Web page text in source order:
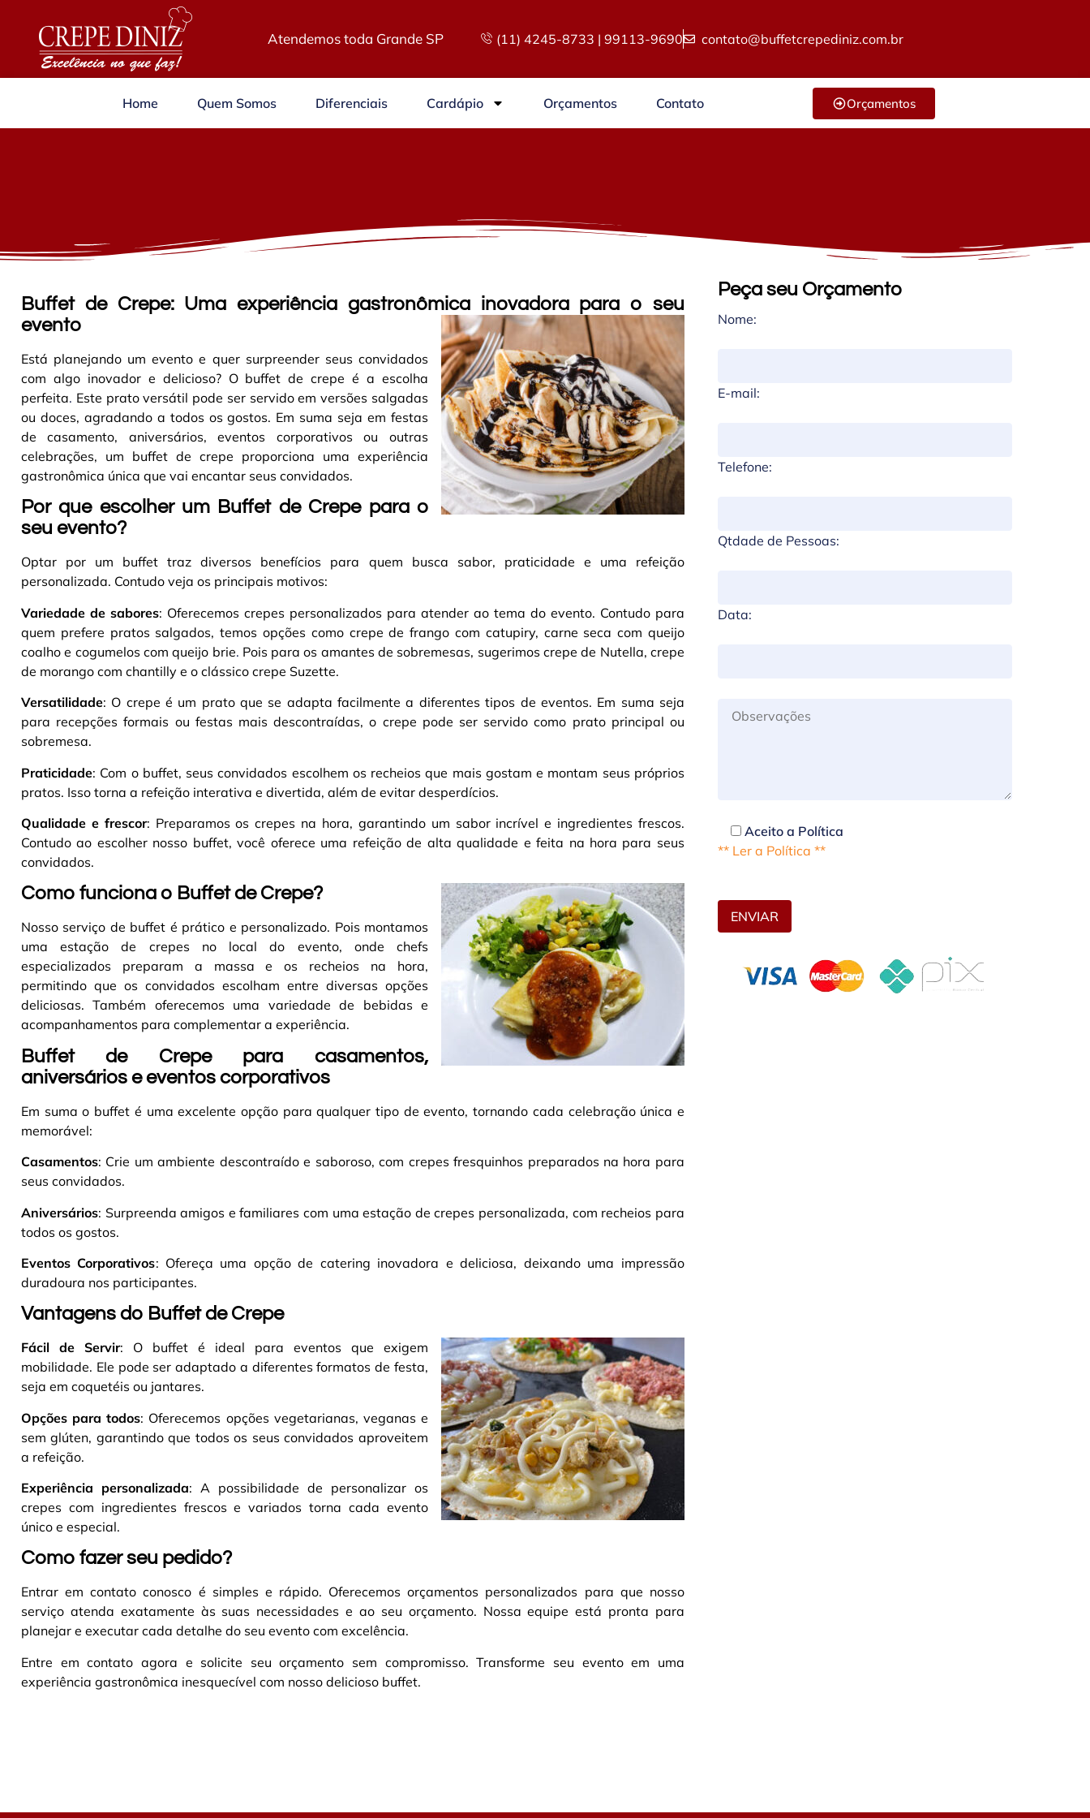
Atendemos toda Grande SP (11) 4245-8733 | 99113-9690 contato@buffetcrepediniz.com.br
Home Quem Somos Diferenciais Cardápio Orçamentos Contato Orçamentos
Buffet de Crepe: Uma experiência gastronômica inovadora para o seu
evento
Está planejando um evento e quer surpreender seus convidados
com algo inovador e delicioso? O buffet de crepe é a escolha
perfeita. Este prato versátil pode ser servido em versões salgadas
ou doces, agradando a todos os gostos. Em suma seja em festas
de casamento, aniversários, eventos corporativos ou outras
celebrações, um buffet de crepe proporciona uma experiência
gastronômica única que vai encantar seus convidados.
Por que escolher um Buffet de Crepe para o
seu evento?
Optar por um buffet traz diversos benefícios para quem busca sabor, praticidade e uma refeição
personalizada. Contudo veja os principais motivos:
Variedade de sabores: Oferecemos crepes personalizados para atender ao tema do evento. Contudo para
quem prefere pratos salgados, temos opções como crepe de frango com catupiry, carne seca com queijo
coalho e cogumelos com queijo brie. Pois para os amantes de sobremesas, sugerimos crepe de Nutella, crepe
de morango com chantilly e o clássico crepe Suzette.
Versatilidade: O crepe é um prato que se adapta facilmente a diferentes tipos de eventos. Em suma seja
para recepções formais ou festas mais descontraídas, o crepe pode ser servido como prato principal ou
sobremesa.
Praticidade: Com o buffet, seus convidados escolhem os recheios que mais gostam e montam seus próprios
pratos. Isso torna a refeição interativa e divertida, além de evitar desperdícios.
Qualidade e frescor: Preparamos os crepes na hora, garantindo um sabor incrível e ingredientes frescos.
Contudo ao escolher nosso buffet, você oferece uma refeição de alta qualidade e feita na hora para seus
convidados.
Como funciona o Buffet de Crepe?
Nosso serviço de buffet é prático e personalizado. Pois montamos
uma estação de crepes no local do evento, onde chefs
especializados preparam a massa e os recheios na hora,
permitindo que os convidados escolham entre diversas opções
deliciosas. Também oferecemos uma variedade de bebidas e
acompanhamentos para complementar a experiência.
Buffet de Crepe para casamentos,
aniversários e eventos corporativos
Em suma o buffet é uma excelente opção para qualquer tipo de evento, tornando cada celebração única e
memorável:
Casamentos: Crie um ambiente descontraído e saboroso, com crepes fresquinhos preparados na hora para
seus convidados.
Aniversários: Surpreenda amigos e familiares com uma estação de crepes personalizada, com recheios para
todos os gostos.
Eventos Corporativos: Ofereça uma opção de catering inovadora e deliciosa, deixando uma impressão
duradoura nos participantes.
Vantagens do Buffet de Crepe
Fácil de Servir: O buffet é ideal para eventos que exigem
mobilidade. Ele pode ser adaptado a diferentes formatos de festa,
seja em coquetéis ou jantares.
Opções para todos: Oferecemos opções vegetarianas, veganas e
sem glúten, garantindo que todos os seus convidados aproveitem
a refeição.
Experiência personalizada: A possibilidade de personalizar os
crepes com ingredientes frescos e variados torna cada evento
único e especial.
Como fazer seu pedido?
Entrar em contato conosco é simples e rápido. Oferecemos orçamentos personalizados para que nosso
serviço atenda exatamente às suas necessidades e ao seu orçamento. Nossa equipe está pronta para
planejar e executar cada detalhe do seu evento com excelência.
Entre em contato agora e solicite seu orçamento sem compromisso. Transforme seu evento em uma
experiência gastronômica inesquecível com nosso delicioso buffet.
Peça seu Orçamento
Nome:
E-mail:
Telefone:
Qtdade de Pessoas:
Data:
Aceito a Política
** Ler a Política **